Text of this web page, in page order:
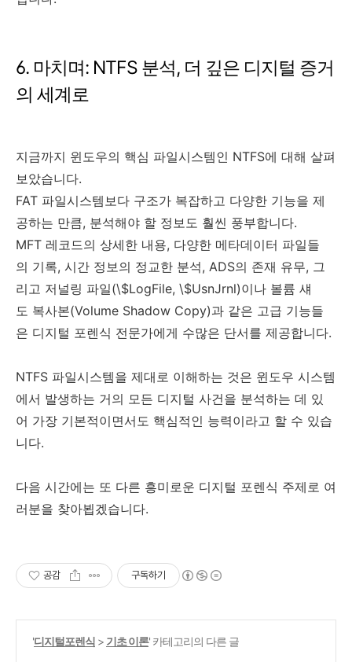
6. 마치며: NTFS 분석, 더 깊은 디지털 증거
의 세계로
지금까지 윈도우의 핵심 파일시스템인 NTFS에 대해 살펴
보았습니다.
FAT 파일시스템보다 구조가 복잡하고 다양한 기능을 제
공하는 만큼, 분석해야 할 정보도 훨씬 풍부합니다.
MFT 레코드의 상세한 내용, 다양한 메타데이터 파일들
의 기록, 시간 정보의 정교한 분석, ADS의 존재 유무, 그
리고 저널링 파일(\$LogFile, \$UsnJrnl)이나 볼륨 섀
도 복사본(Volume Shadow Copy)과 같은 고급 기능들
은 디지털 포렌식 전문가에게 수많은 단서를 제공합니다.
NTFS 파일시스템을 제대로 이해하는 것은 윈도우 시스템
에서 발생하는 거의 모든 디지털 사건을 분석하는 데 있
어 가장 기본적이면서도 핵심적인 능력이라고 할 수 있습
니다.
다음 시간에는 또 다른 흥미로운 디지털 포렌식 주제로 여
러분을 찾아뵙겠습니다.
공감 구독하기
'디지털포렌식 > 기초 이론' 카테고리의 다른 글